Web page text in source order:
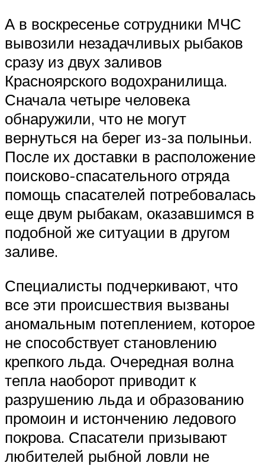
А в воскресенье сотрудники МЧС
вывозили незадачливых рыбаков
сразу из двух заливов
Красноярского водохранилища.
Сначала четыре человека
обнаружили, что не могут
вернуться на берег из-за полыньи.
После их доставки в расположение
поисково-спасательного отряда
помощь спасателей потребовалась
еще двум рыбакам, оказавшимся в
подобной же ситуации в другом
заливе.
Специалисты подчеркивают, что
все эти происшествия вызваны
аномальным потеплением, которое
не способствует становлению
крепкого льда. Очередная волна
тепла наоборот приводит к
разрушению льда и образованию
промоин и истончению ледового
покрова. Спасатели призывают
любителей рыбной ловли не